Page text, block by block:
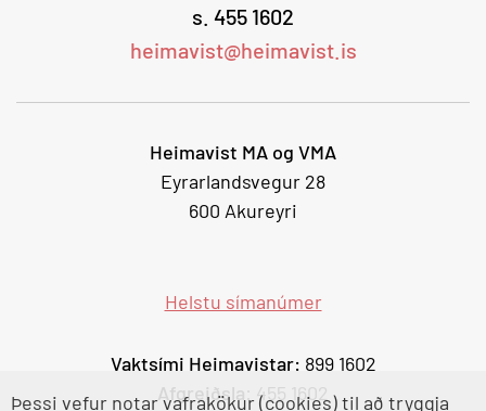
s. 455 1602
heimavist@heimavist.is
Heimavist MA og VMA
Eyrarlandsvegur 28
600 Akureyri
Helstu símanúmer
Vaktsími Heimavistar: 899 1602
Afgreiðsla : 455 1602
Þessi vefur notar vafrakökur (cookies) til að tryggja